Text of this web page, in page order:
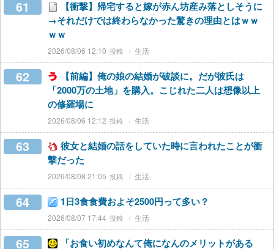
61
【衝撃】帰宅すると嫁が赤ん坊産み落としそうに
→それだけでは終わらなかった驚きの理由とはｗｗ
ｗｗ
2026/08/06 12:10 生活
62
【前編】俺の娘の結婚が破談に。だが彼氏は
「2000万の土地」を購入。こじれた二人は想像以上
の修羅場に
2026/08/06 12:12 生活
63
彼女と結婚の話をしていた時に言われたことが衝
撃だった
2026/08/08 21:05 生活
64 1日3食食費およそ2500円って多い？
2026/08/07 17:44 生活
65
「お食い初めなんて俺になんのメリットがある